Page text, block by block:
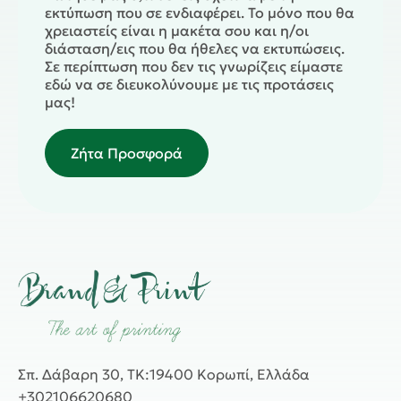
Σπ. Δάβαρη 30, ΤΚ:19400 Κορωπί, Ελλάδα
+302106620680
εκτύπωση που σε ενδιαφέρει. Το μόνο που θα
χρειαστείς είναι η μακέτα σου και η/οι
διάσταση/εις που θα ήθελες να εκτυπώσεις.
Σε περίπτωση που δεν τις γνωρίζεις είμαστε
εδώ να σε διευκολύνουμε με τις προτάσεις
μας!
Ζήτα Προσφορά